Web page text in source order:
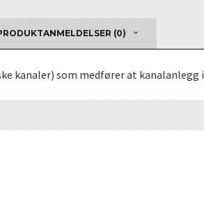
(0)
kanaler) som medfører at